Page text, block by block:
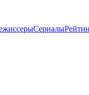
Сериалы